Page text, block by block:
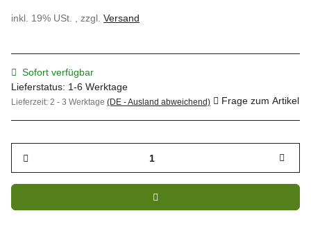
inkl. 19% USt. , zzgl. Versand
Sofort verfügbar
Lieferstatus: 1-6 Werktage
Lieferzeit: 2 - 3 Werktage (DE - Ausland abweichend) Frage zum Artikel